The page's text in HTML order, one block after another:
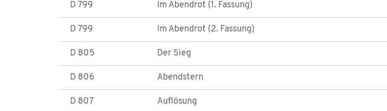
D 799 Im Abendrot (1. Fassung)
D 799 Im Abendrot (2. Fassung)
D 805 Der Sieg
D 806 Abendstern
D 807 Auflösung